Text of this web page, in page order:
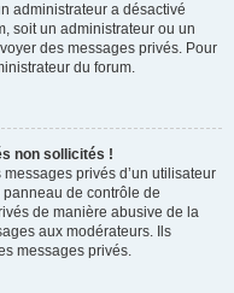
administrateur a désactivé
soit un administrateur ou un
des messages privés. Pour
du forum.
non sollicités !
privés d’un utilisateur
de contrôle de
de manière abusive de la
aux modérateurs. Ils
messages privés.